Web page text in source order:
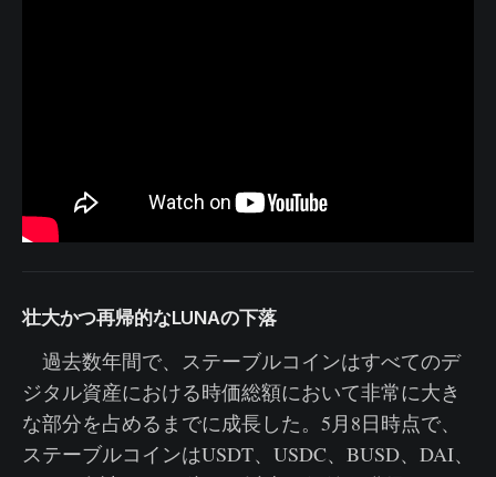
壮大かつ再帰的なLUNAの下落
過去数年間で、ステーブルコインはすべてのデ
ジタル資産における時価総額において非常に大き
な部分を占めるまでに成長した。5月8日時点で、
ステーブルコインはUSDT、USDC、BUSD、DAI、